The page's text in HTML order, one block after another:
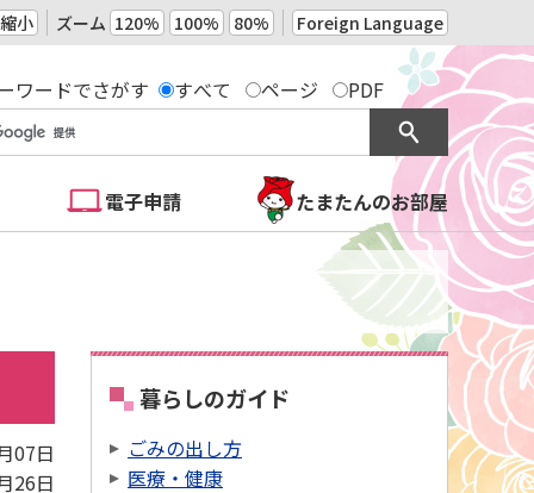
縮小 ズーム 120% 100% 80% Foreign Language
ワードでさがす すべて ページ PDF
電子申請 たまたんのお部屋
07日
26日
暮らしのガイド
ごみの出し方
医療・健康